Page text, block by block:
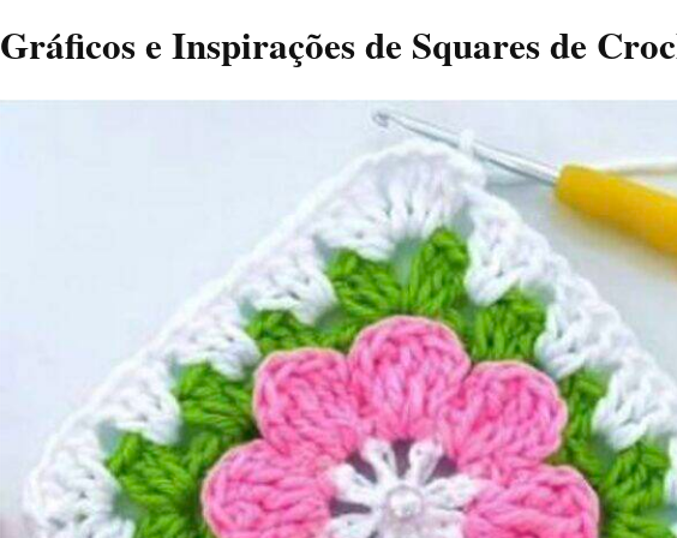
Gráficos e Inspirações de Squares de